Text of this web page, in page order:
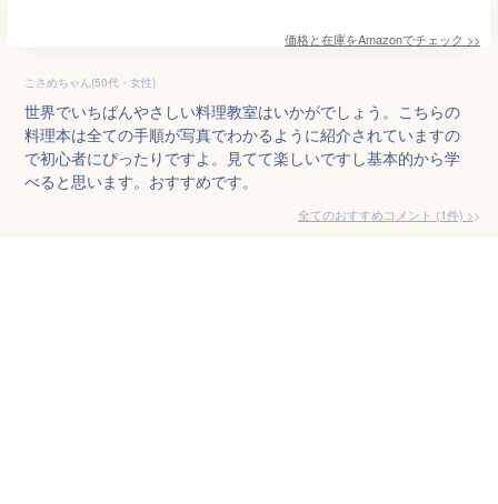
価格と在庫をAmazonでチェック >>
こさめちゃん(50代・女性)
世界でいちばんやさしい料理教室はいかがでしょう。こちらの
料理本は全ての手順が写真でわかるように紹介されていますの
で初心者にぴったりですよ。見てて楽しいですし基本的から学
べると思います。おすすめです。
全てのおすすめコメント (1件) >